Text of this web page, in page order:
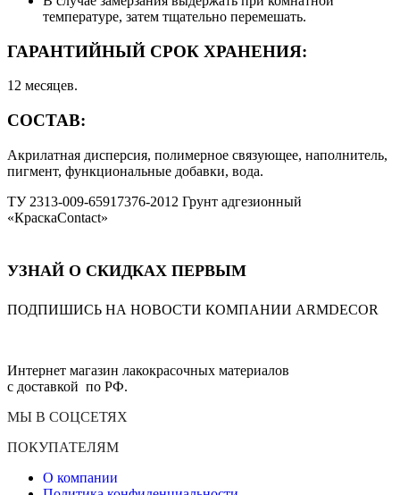
температуре, затем тщательно перемешать.
ГАРАНТИЙНЫЙ СРОК ХРАНЕНИЯ:
12 месяцев.
СОСТАВ:
Акрилатная дисперсия, полимерное связующее, наполнитель,
пигмент, функциональные добавки, вода.
ТУ 2313-009-65917376-2012 Грунт адгезионный
«КраскаContact»
УЗНАЙ О СКИДКАХ ПЕРВЫМ
ПОДПИШИСЬ НА НОВОСТИ КОМПАНИИ ARMDECOR
Интернет магазин лакокрасочных материалов
с доставкой по РФ.
МЫ В СОЦСЕТЯХ
ПОКУПАТЕЛЯМ
О компании